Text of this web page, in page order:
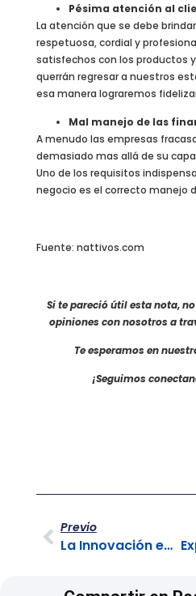
Pésima atención al
La atención que se debe
respetuosa, cordial y
satisfechos con los productos
querrán regresar a nuestros
esa manera lograremos
Mal manejo de las
A menudo las empresas
demasiado mas allá de su
Uno de los requisitos
negocio es el correcto manejo
Fuente: nattivos.com
Si te pareció útil esta nota, n
opiniones con nosotros a
Te esperamos en
¡Seguimos
Previo
La Innovación en el Crecimiento Empresarial